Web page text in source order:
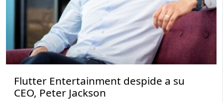
Flutter Entertainment despide a su
CEO, Peter Jackson